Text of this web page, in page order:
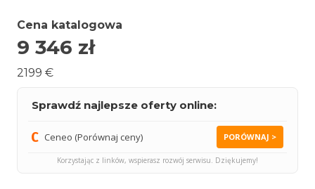
Cena katalogowa
9 346 zł
2199 €
Sprawdź najlepsze oferty online:
Ceneo (Porównaj ceny) PORÓWNAJ >
Korzystając z linków, wspierasz rozwój serwisu. Dziękujemy!